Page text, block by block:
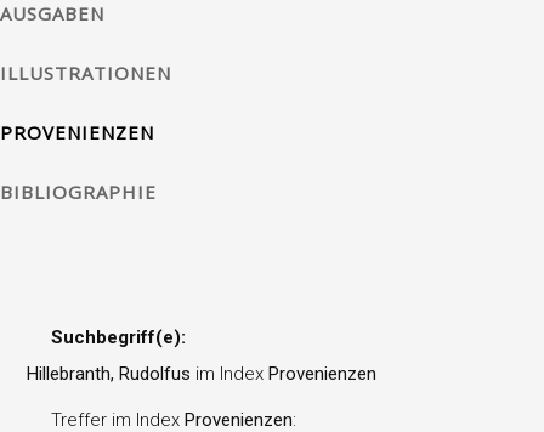
AUSGABEN
ILLUSTRATIONEN
PROVENIENZEN
BIBLIOGRAPHIE
Suchbegriff(e):
Hillebranth, Rudolfus im IndexProvenienzen
Treffer im IndexProvenienzen: